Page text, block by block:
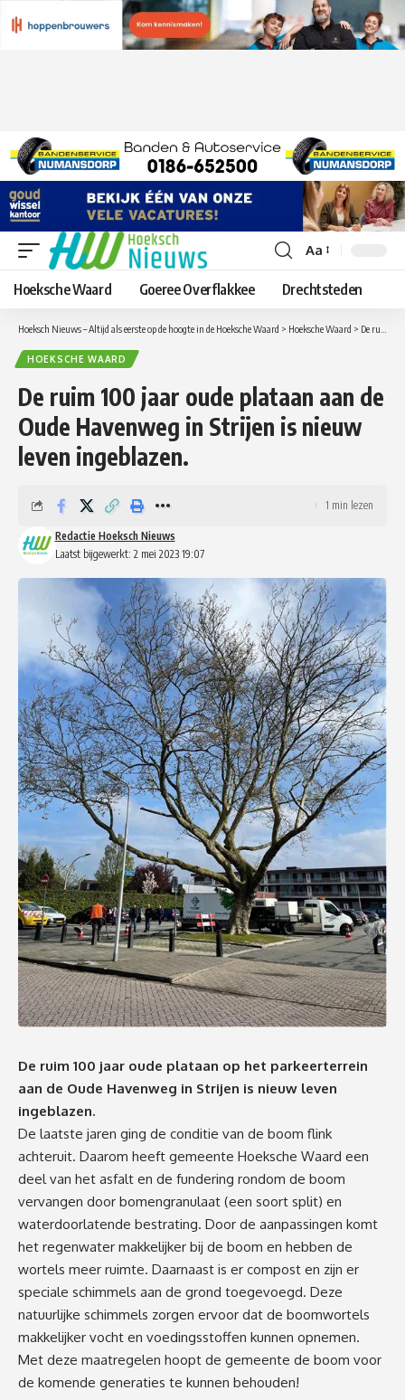
Lettergrootte
aanpassen
Aa
Hoeksche Waard Goeree Overflakkee Drechtsteden
Hoeksch Nieuws – Altijd als eerste op de hoogte in de Hoeksche Waard > Hoeksche Waard > De ruim 100 jaar oude plataan aan de Oude Havenweg in Strijen is nieuw leven ingeblazen.
HOEKSCHE WAARD
De ruim 100 jaar oude plataan aan de
Oude Havenweg in Strijen is nieuw
leven ingeblazen.
Laatst bijgewerkt: 2 mei 2023 19:07
Redactie Hoeksch Nieuws
1 min lezen
De ruim 100 jaar oude plataan op het parkeerterrein
aan de Oude Havenweg in Strijen is nieuw leven
ingeblazen.
De laatste jaren ging de conditie van de boom flink
achteruit. Daarom heeft gemeente Hoeksche Waard een
deel van het asfalt en de fundering rondom de boom
vervangen door bomengranulaat (een soort split) en
waterdoorlatende bestrating. Door de aanpassingen komt
het regenwater makkelijker bij de boom en hebben de
wortels meer ruimte. Daarnaast is er compost en zijn er
speciale schimmels aan de grond toegevoegd. Deze
natuurlijke schimmels zorgen ervoor dat de boomwortels
makkelijker vocht en voedingsstoffen kunnen opnemen.
Met deze maatregelen hoopt de gemeente de boom voor
de komende generaties te kunnen behouden!